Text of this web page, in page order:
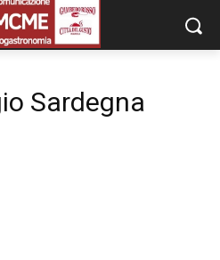
Sardegna